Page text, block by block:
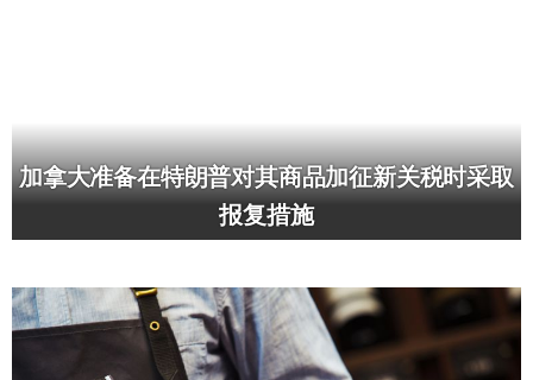
加拿大准备在特朗普对其商品加征新关税时采取
报复措施